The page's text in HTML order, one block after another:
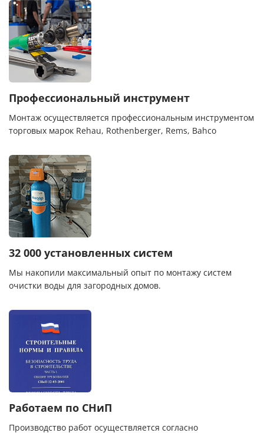
Профессиональный инструмент
Монтаж осуществляется профессиональным инструментом
торговых марок Rehau, Rothenberger, Rems, Bahco
32 000 установленных систем
Мы накопили максимальный опыт по монтажу систем
очистки воды для загородных домов.
Работаем по СНиП
Производство работ осуществляется согласно